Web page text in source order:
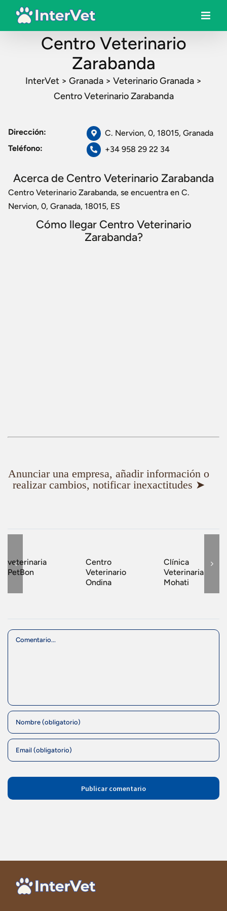
Centro Veterinario
Zarabanda
InterVet > Granada > Veterinario Granada >
Centro Veterinario Zarabanda
Dirección:
C. Nervion, 0, 18015, Granada
Teléfono:
+34 958 29 22 34
Acerca de Centro Veterinario Zarabanda
Centro Veterinario Zarabanda, se encuentra en C.
Nervion, 0, Granada, 18015, ES
Cómo llegar Centro Veterinario
Zarabanda?
Anunciar una empresa, añadir información o
realizar cambios, notificar inexactitudes ➤
veterinaria
PetBon
Centro
Veterinario
Ondina
Clínica
Veterinaria
Mohati
Comment